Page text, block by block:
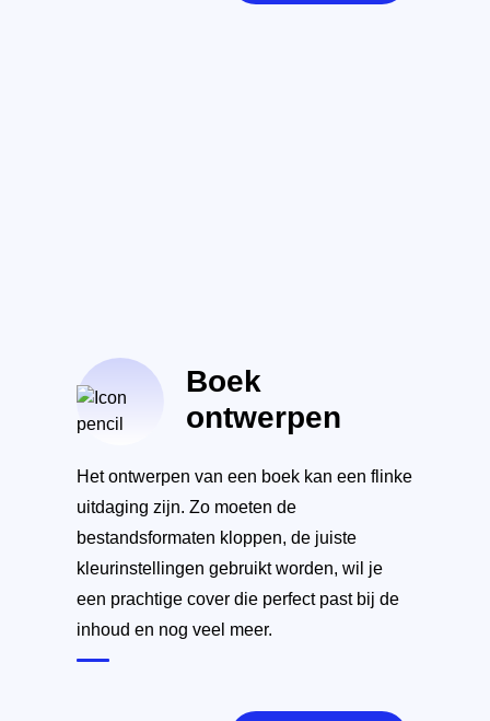
Boek
ontwerpen
Het ontwerpen van een boek kan een flinke
uitdaging zijn. Zo moeten de
bestandsformaten kloppen, de juiste
kleurinstellingen gebruikt worden, wil je
een prachtige cover die perfect past bij de
inhoud en nog veel meer.